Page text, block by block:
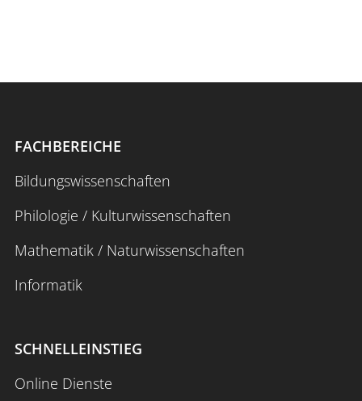
FACHBEREICHE
Bildungswissenschaften
Philologie / Kulturwissenschaften
Mathematik / Naturwissenschaften
Informatik
SCHNELLEINSTIEG
Online Dienste